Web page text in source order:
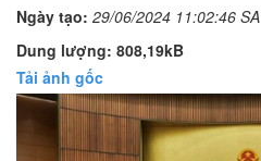
Ngày tạo: 29/06/2024 11:02:46 SA
Dung lượng: 808,19kB
Tải ảnh gốc